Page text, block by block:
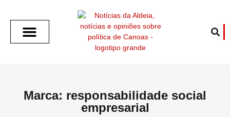
Marca: responsabilidade social
empresarial